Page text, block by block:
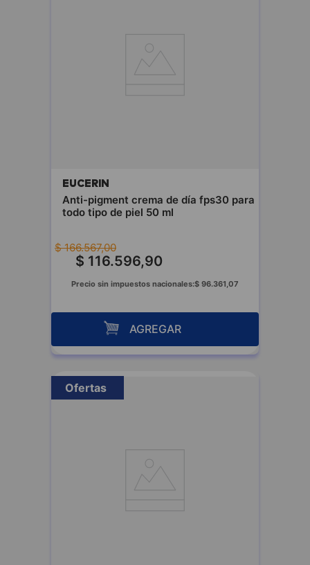
EUCERIN
Anti-pigment crema de día fps30 para
todo tipo de piel 50 ml
$ 166.567,00
$ 116.596,90
Precio sin impuestos nacionales:$ 96.361 07
AGREGAR
Ofertas